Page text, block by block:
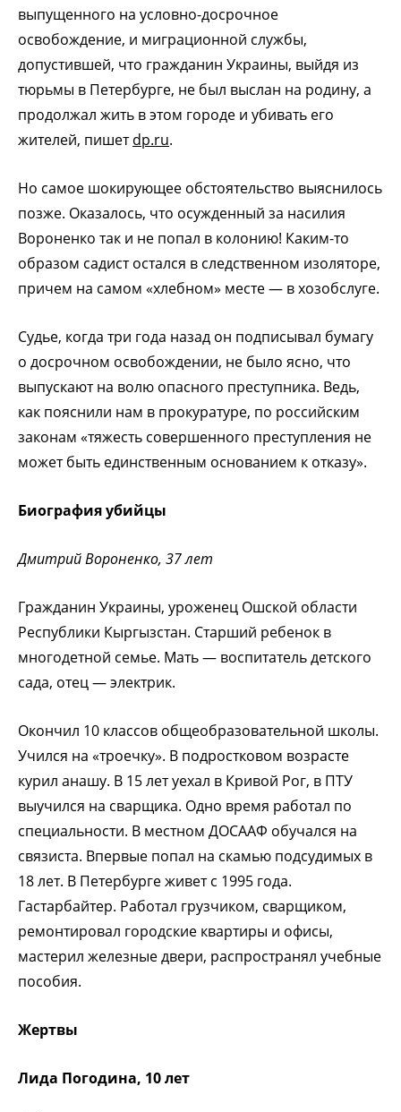
выпущенного на условно-досрочное
освобождение, и миграционной службы,
допустившей, что гражданин Украины, выйдя из
тюрьмы в Петербурге, не был выслан на родину, а
продолжал жить в этом городе и убивать его
жителей, пишетdp.ru.
Но самое шокирующее обстоятельство выяснилось
позже. Оказалось, что осужденный за насилия
Вороненко так и не попал в колонию! Каким-то
образом садист остался в следственном изоляторе,
причем на самом «хлебном» месте — в хозобслуге.
Судье, когда три года назад он подписывал бумагу
о досрочном освобождении, не было ясно, что
выпускают на волю опасного преступника. Ведь,
как пояснили нам в прокуратуре, по российским
законам «тяжесть совершенного преступления не
может быть единственным основанием к отказу».
Биография убийцы
Дмитрий Вороненко, 37 лет
Гражданин Украины, уроженец Ошской области
Республики Кыргызстан. Старший ребенок в
многодетной семье. Мать — воспитатель детского
сада, отец — электрик.
Окончил 10 классов общеобразовательной школы.
Учился на «троечку». В подростковом возрасте
курил анашу. В 15 лет уехал в Кривой Рог, в ПТУ
выучился на сварщика. Одно время работал по
специальности. В местном ДОСААФ обучался на
связиста. Впервые попал на скамью подсудимых в
18 лет. В Петербурге живет с 1995 года.
Гастарбайтер. Работал грузчиком, сварщиком,
ремонтировал городские квартиры и офисы,
мастерил железные двери, распространял учебные
пособия.
Жертвы
Лида Погодина, 10 лет